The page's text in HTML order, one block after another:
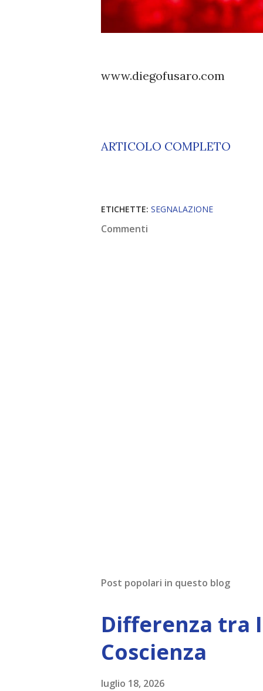
www.diegofusaro.com
ARTICOLO COMPLETO
ETICHETTE: SEGNALAZIONE
Commenti
Post popolari in questo blog
Differenza tra
Coscienza
luglio 18, 2026